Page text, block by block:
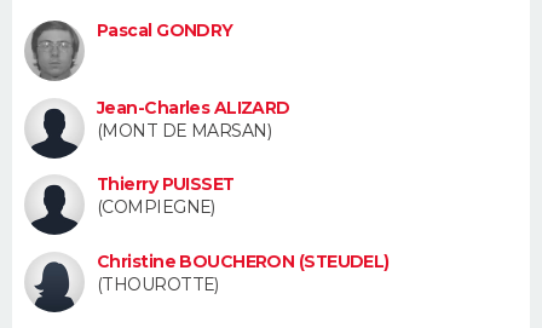
CARTE DE VOEUX
Carte de Noël
Carte Bonne année
Carte Saint-Valentin
Carte Pâques
Carte d'anniversaire
DICTIONNAIRE
Dictionnaire
Biographies
Citations
Expressions
Proverbes
PROGRAMME TV
COPAINS D'AVANT
S'inscrire
Se connecter
Lycées
Collèges
Primaires
Universités
Entreprises
Service militaire
Avis de recherche
AVIS DE DÉCÈS
Pascal GONDRY
Jean-Charles ALIZARD
(MONT DE MARSAN)
Thierry PUISSET
(COMPIEGNE)
Christine BOUCHERON (STEUDEL)
(THOUROTTE)